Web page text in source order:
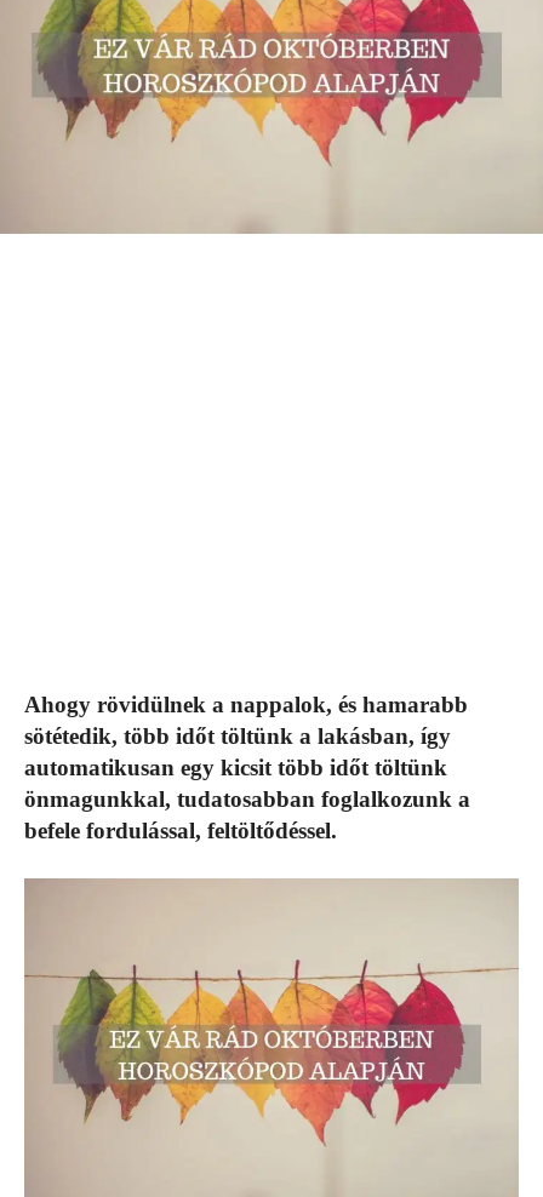
Ahogy rövidülnek a nappalok, és hamarabb
sötétedik, több időt töltünk a lakásban, így
automatikusan egy kicsit több időt töltünk
önmagunkkal, tudatosabban foglalkozunk a
befele fordulással, feltöltődéssel.